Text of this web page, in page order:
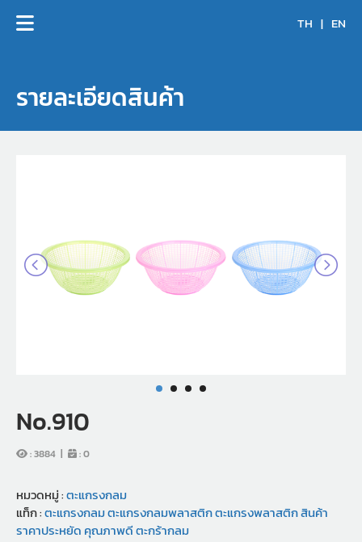
TH | EN
รายละเอียดสินค้า
No.910
:3884 | :0
หมวดหมู่ :ตะแกรงกลม
แท็ก :ตะแกรงกลมตะแกรงกลมพลาสติกตะแกรงพลาสติกสินค้า
ราคาประหยัด คุณภาพดีตะกร้ากลม